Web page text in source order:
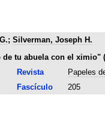
; Silverman, Joseph H.
tu abuela con el ximio"
Revista Papeles
Fascículo 205